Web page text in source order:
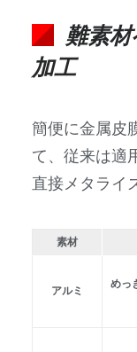
難素
加工
簡便に金属皮
て、従来は適
直接メタライ
素材
アルミ
めっ